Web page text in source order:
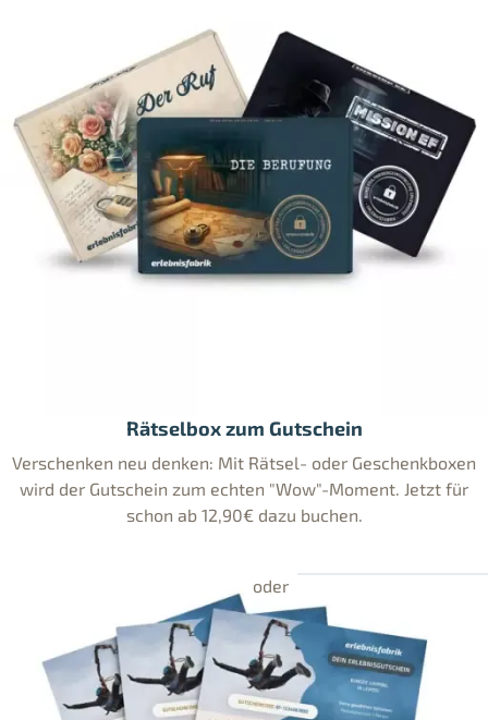
Rätselbox zum Gutschein
Verschenken neu denken: Mit Rätsel- oder Geschenkboxen
wird der Gutschein zum echten "Wow"-Moment. Jetzt für
schon ab 12,90€ dazu buchen.